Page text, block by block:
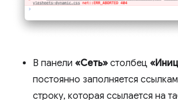
В панели «Сеть» столбец
постоянно заполняется
строку, которая ссылается на